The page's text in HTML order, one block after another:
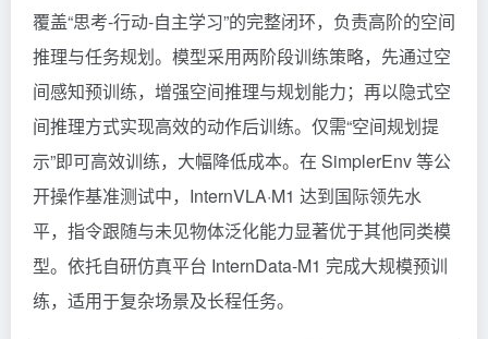
覆盖“思考-行动-自主学习”的完整闭环，负责高阶的空间
推理与任务规划。模型采用两阶段训练策略，先通过空
间感知预训练，增强空间推理与规划能力；再以隐式空
间推理方式实现高效的动作后训练。仅需“空间规划提
示”即可高效训练，大幅降低成本。在 SimplerEnv 等公
开操作基准测试中，InternVLA·M1 达到国际领先水
平，指令跟随与未见物体泛化能力显著优于其他同类模
型。依托自研仿真平台 InternData-M1 完成大规模预训
练，适用于复杂场景及长程任务。